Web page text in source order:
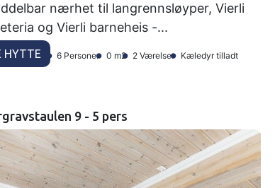
nærhet til langrennsløyper, Vierli
og Vierli barneheis -...
HYTTE 6 Personer 0 m2 2 Værelser Kæledyr tilladt
9 - 5 pers